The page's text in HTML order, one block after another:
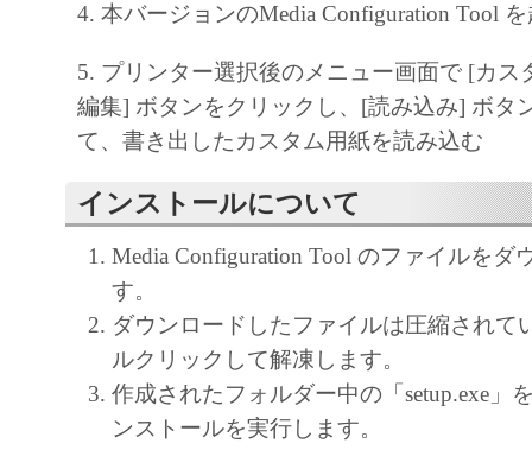
かる「指定ユーザ」を本契約の条件に従わ
き、すべての責任を負っていただくものと
(2) お客様は、再使用許諾、譲渡、頒布、
により、第三者に「本ソフトウエア」を使
させることはできません。
(3) お客様は、「本ソフトウエア」の全部
正、改変、リバース・エンジニアリング、
たは逆アセンブル等することはできません
このような行為をさせてはなりません。
(4) 本契約に明示的に定める場合を除き、
フトウエア」に関する知的財産権のいかな
4. 本バージョンのMedia Configuration Tool
5. プリンター選択後のメニュー画面で [カス
編集] ボタンをクリックし、[読み込み] ボタ
て、書き出したカスタム用紙を読み込む
インストールについて
Media Configuration Tool のファイルをダ
す。
ダウンロードしたファイルは圧縮されて
ルクリックして解凍します。
作成されたフォルダー中の「setup.exe」
ンストールを実行します。